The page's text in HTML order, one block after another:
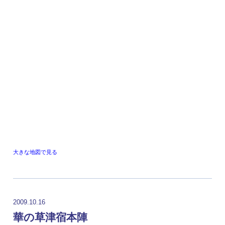
大きな地図で見る
2009.10.16
華の草津宿本陣